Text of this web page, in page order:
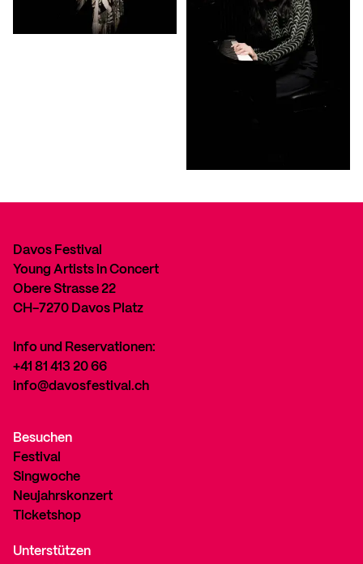
Davos Festival
Young Artists in Concert
Obere Strasse 22
CH-7270 Davos Platz
Info und Reservationen:
+41 81 413 20 66
info@davosfestival.ch
Besuchen
Festival
Singwoche
Neujahrskonzert
Ticketshop
Unterstützen